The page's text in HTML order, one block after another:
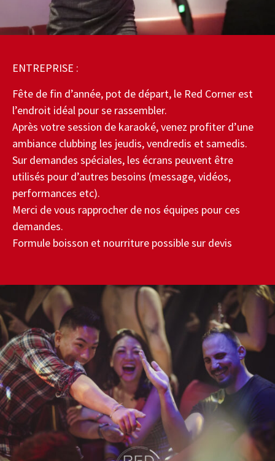
ENTREPRISE :
Fête de fin d’année, pot de départ, le Red Corner est
l’endroit idéal pour se rassembler.
Après votre session de karaoké, venez profiter d’une
ambiance clubbing les jeudis, vendredis et samedis.
Sur demandes spéciales, les écrans peuvent être
utilisés pour d’autres besoins (message, vidéos,
performances etc).
Merci de vous rapprocher de nos équipes pour ces
demandes.
Formule boisson et nourriture possible sur devis